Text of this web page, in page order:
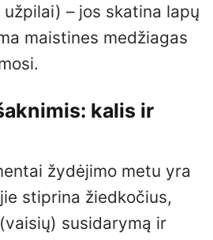
– jos skatina lapų
maistines medžiagas
kalis ir
žydėjimo metu yra
stiprina žiedkočius,
susidarymą ir